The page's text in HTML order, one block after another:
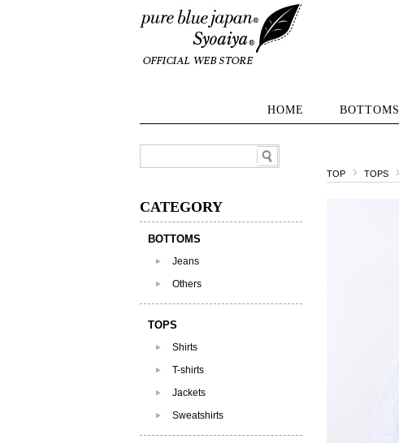
HOME BOTTOMS
TOP TOPS
CATEGORY
BOTTOMS
Jeans
Others
TOPS
Shirts
T-shirts
Jackets
Sweatshirts